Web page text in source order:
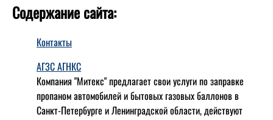
Содержание сайта:
Контакты
АГЗС АГНКС
Компания "Митекс" предлагает свои услуги по заправке
пропаном автомобилей и бытовых газовых баллонов в
Санкт-Петербурге и Ленинградской области, действуют